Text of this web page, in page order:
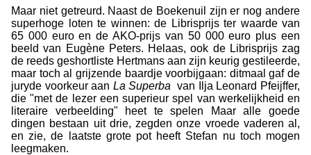
Maar niet getreurd. Naast de Boekenuil zijn er nog andere
superhoge loten te winnen: de Librisprijs ter waarde van
65 000 euro en de AKO-prijs van 50 000 euro plus een
beeld van Eugène Peters. Helaas, ook de Librisprijs zag
de reeds geshortliste Hertmans aan zijn keurig gestileerde,
maar toch al grijzende baardje voorbijgaan: ditmaal gaf de
juryde voorkeur aan La Superba van Ilja Leonard Pfeijffer,
die "met de lezer een superieur spel van werkelijkheid en
literaire verbeelding" heet te spelen Maar alle goede
dingen bestaan uit drie, zegden onze vroede vaderen al,
en zie, de laatste grote pot heeft Stefan nu toch mogen
leegmaken.